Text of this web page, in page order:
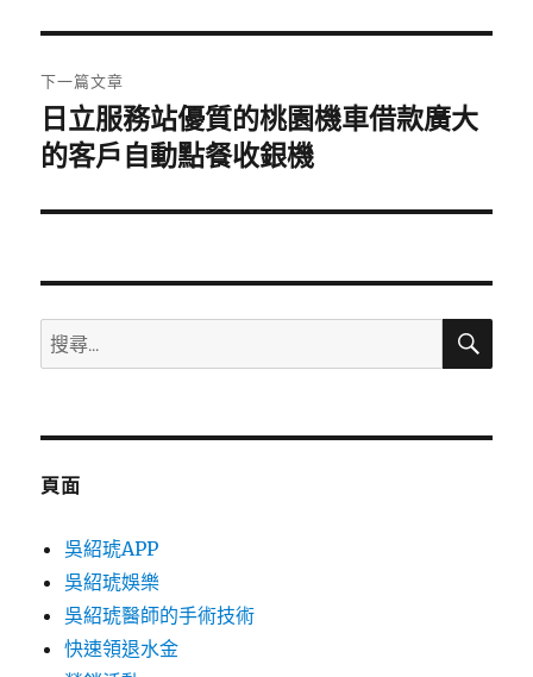
覽
文
章:
下一篇文章
下
一
文
日立服務站優質的桃園機車借款廣大
的客戶自動點餐收銀機
搜
尋
鍵
搜
頁面
吳紹琥APP
吳紹琥娛樂
吳紹琥醫師的手術技術
快速領退水金